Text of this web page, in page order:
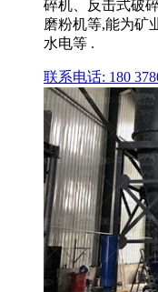
碎机、反击式破
磨粉机等,能为矿
水电等 .
联系电话: 180